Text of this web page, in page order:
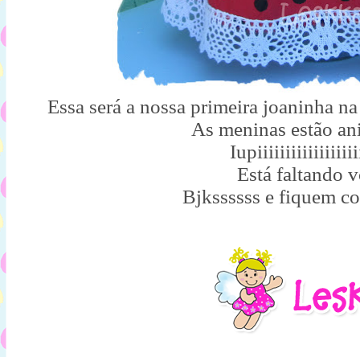
Essa será a nossa primeira joaninha
As meninas estão
Está faltando
Bjkssssss e fiquem